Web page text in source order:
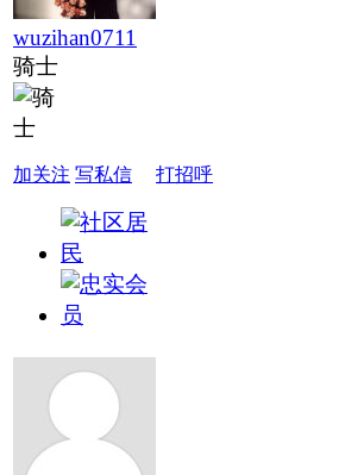
wuzihan0711
骑士
加关注 写私信 打招呼